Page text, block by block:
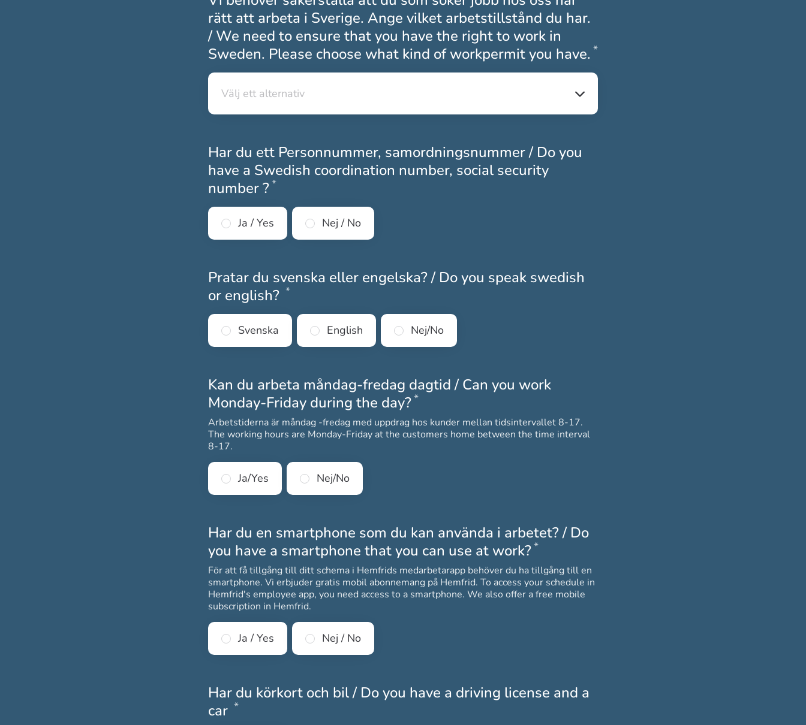
rätt att arbeta i Sverige. Ange vilket arbetstillstånd du har.
/ We need to ensure that you have the right to work in
Sweden. Please choose what kind of workpermit you have. *Obligatoriskt
Välj ett alternativ
Välj ett alternativ
Har du ett Personnummer, samordningsnummer / Do you
have a Swedish coordination number, social security
number ?*Obligatoriskt
Ja / Yes Nej / No
Pratar du svenska eller engelska? / Do you speak swedish
or english? *Obligatoriskt
Svenska English Nej/No
Kan du arbeta måndag-fredag dagtid / Can you work
Monday-Friday during the day?*Obligatoriskt
Arbetstiderna är måndag -fredag med uppdrag hos kunder mellan tidsintervallet 8-17.
The working hours are Monday-Friday at the customers home between the time interval
8-17.
Ja/Yes Nej/No
Har du en smartphone som du kan använda i arbetet? / Do
you have a smartphone that you can use at work?*Obligatoriskt
För att få tillgång till ditt schema i Hemfrids medarbetarapp behöver du ha tillgång till en
smartphone. Vi erbjuder gratis mobil abonnemang på Hemfrid. To access your schedule in
Hemfrid's employee app, you need access to a smartphone. We also offer a free mobile
subscription in Hemfrid.
Ja / Yes Nej / No
Har du körkort och bil / Do you have a driving license and a
car *Obligatoriskt